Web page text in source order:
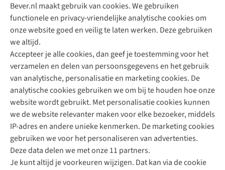
Bever.nl maakt gebruik van cookies. We gebruiken
functionele en privacy-vriendelijke analytische cookies om
onze website goed en veilig te laten werken. Deze gebruiken
we altijd.
Accepteer je alle cookies, dan geef je toestemming voor het
verzamelen en delen van persoonsgegevens en het gebruik
van analytische, personalisatie en marketing cookies. De
analytische cookies gebruiken we om bij te houden hoe onze
website wordt gebruikt. Met personalisatie cookies kunnen
we de website relevanter maken voor elke bezoeker, middels
IP-adres en andere unieke kenmerken. De marketing cookies
gebruiken we voor het personaliseren van advertenties.
Deze data delen we met onze 11 partners.
Je kunt altijd je voorkeuren wijzigen. Dat kan via de cookie
Direct advies van een Buitenexpert
+31 (0)85 888 50 88
+31 6 12 28 49 80
Contactformulier